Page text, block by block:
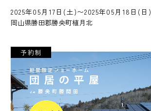
2025年05月17日(土)〜2025年05月18日(日)
岡山県勝田郡勝央町植月北
予約制